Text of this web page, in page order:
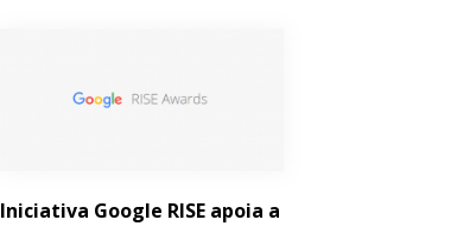
Iniciativa Google RISE apoia a